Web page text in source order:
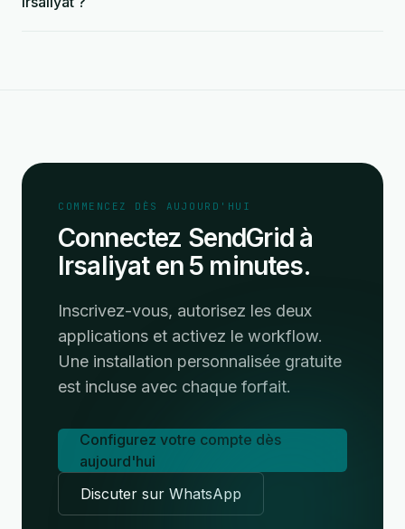
COMMENCEZ DÈS AUJOURD'HUI
Connectez SendGrid à
Irsaliyat en 5 minutes.
Inscrivez-vous, autorisez les deux
applications et activez le workflow.
Une installation personnalisée gratuite
est incluse avec chaque forfait.
Configurez votre compte dès
aujourd'hui
Discuter sur WhatsApp